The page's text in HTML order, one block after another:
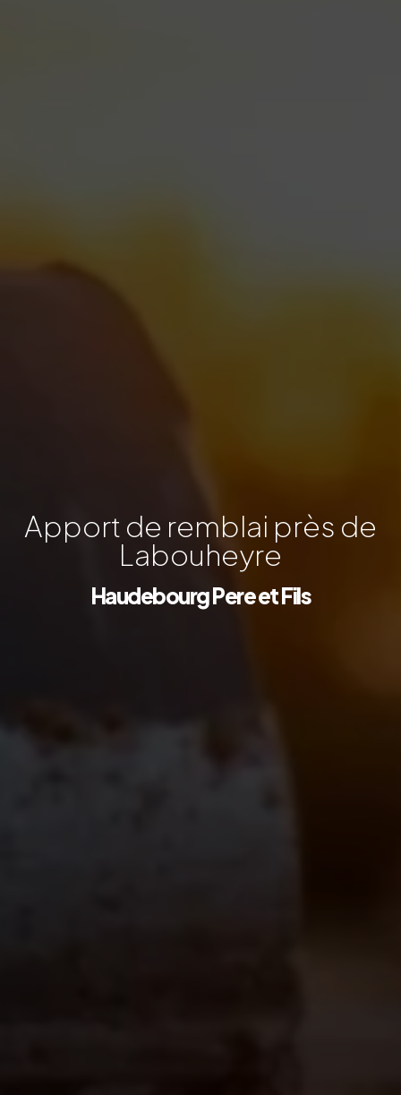
Apport de remblai près de
Labouheyre
Haudebourg Pere et Fils